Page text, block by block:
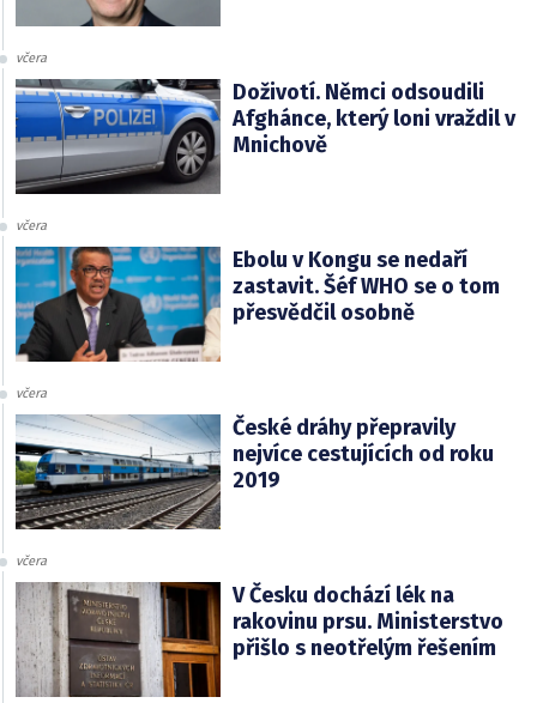
včera
Doživotí. Němci odsoudili
Afghánce, který loni vraždil v
Mnichově
včera
Ebolu v Kongu se nedaří
zastavit. Šéf WHO se o tom
přesvědčil osobně
včera
České dráhy přepravily
nejvíce cestujících od roku
2019
včera
V Česku dochází lék na
rakovinu prsu. Ministerstvo
přišlo s neotřelým řešením